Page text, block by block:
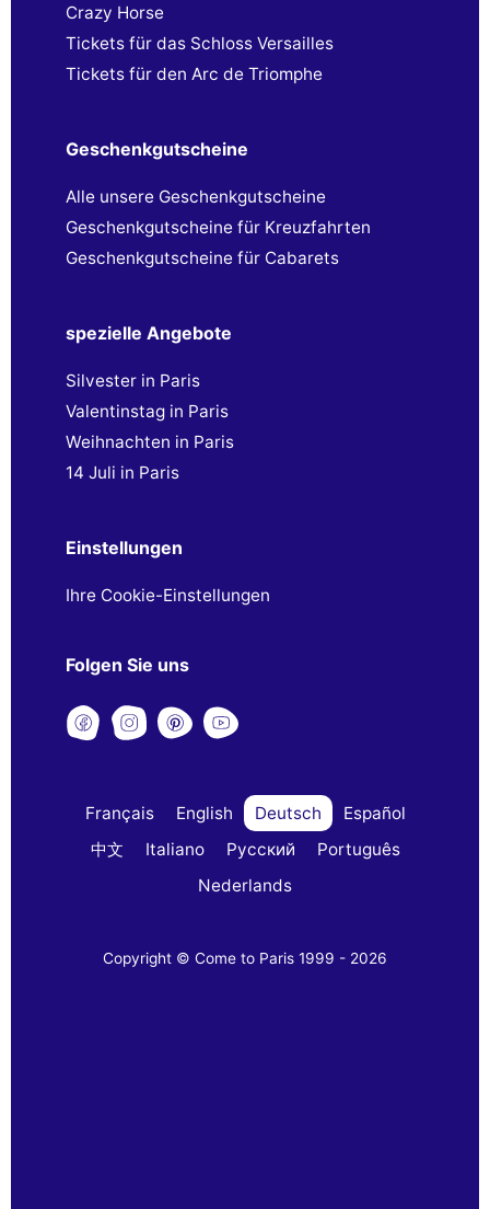
Crazy Horse
Tickets für das Schloss Versailles
Tickets für den Arc de Triomphe
Geschenkgutscheine
Alle unsere Geschenkgutscheine
Geschenkgutscheine für Kreuzfahrten
Geschenkgutscheine für Cabarets
spezielle Angebote
Silvester in Paris
Valentinstag in Paris
Weihnachten in Paris
14 Juli in Paris
Einstellungen
Ihre Cookie-Einstellungen
Folgen Sie uns
Français English Deutsch
Español
中文
Italiano Русский
Português
Nederlands
Copyright © Come to Paris 1999 - 2026